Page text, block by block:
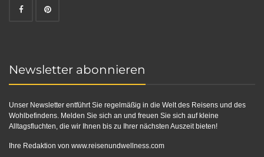
Newsletter abonnieren
Unser Newsletter entführt Sie regelmäßig in die Welt des Reisens und des
Wohlbefindens. Melden Sie sich an und freuen Sie sich auf kleine
Alltagsfluchten, die wir Ihnen bis zu Ihrer nächsten Auszeit bieten!
Ihre Redaktion von www.reisenundwellness.com